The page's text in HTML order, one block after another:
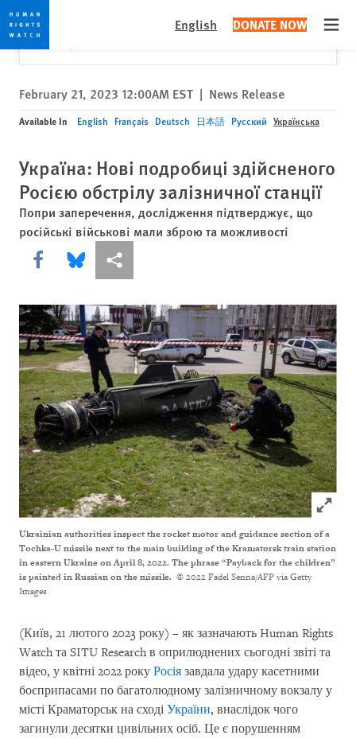
Skip
to
cookie
privacy
notice
Skip
to
main
content
English DONATE NOW
Would you like to read this page in English?
Yes
✕
February 21, 2023 12:00AM EST | News Release
Available In English Français Deutsch 日本語 Русский Українська
Україна: Нові подробиці здійсненого
Росією обстрілу залізничної станції
Попри заперечення, дослідження підтверджує, що
російські військові мали зброю та можливості
Share this via Facebook
Share this via Bluesky
Share this via Поділитися
Click to
Ukrainian authorities inspect the rocket motor and guidance section of a
Tochka-U missile next to the main building of the Kramatorsk train station
in eastern Ukraine on April 8, 2022. The phrase “Payback for the children”
is painted in Russian on the missile. © 2022 Fadel Senna/AFP via Getty
Images
(Київ, 21 лютого 2023 року) – як зазначають Human Rights
Watch та SITU Research в оприлюднених сьогодні звіті та
відео, у квітні 2022 року Росія завдала удару касетними
боєприпасами по багатолюдному залізничному вокзалу у
місті Краматорськ на сході України, внаслідок чого
загинули десятки цивільних осіб. Це є порушенням